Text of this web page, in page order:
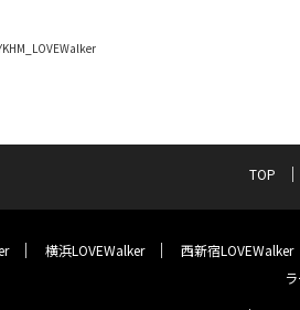
TOP
横浜LOVEWalker 西新宿LOVEWalker